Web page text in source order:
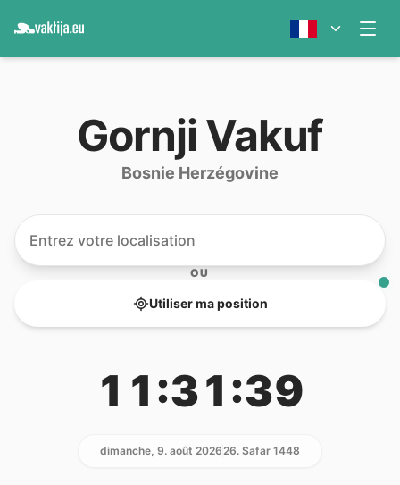
Gornji Vakuf
Bosnie Herzégovine
OU
Utiliser ma position
11:31:39
dimanche, 9. août 202626. Safar 1448